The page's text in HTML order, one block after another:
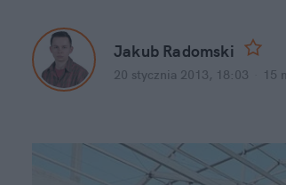
Jakub Radomski
20 stycznia 2013, 18:03 15